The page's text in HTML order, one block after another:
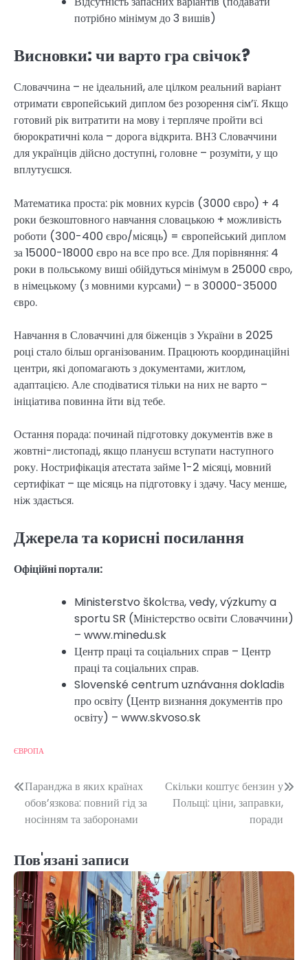
потрібно мінімум до 3 вишів)
Висновки: чи варто гра свічок?
Словаччина – не ідеальний, але цілком реальний варіант
отримати європейський диплом без розорення сім’ї. Якщо
готовий рік витратити на мову і терпляче пройти всі
бюрократичні кола – дорога відкрита. ВНЗ Словаччини
для українців дійсно доступні, головне – розуміти, у що
вплутуєшся.
Математика проста: рік мовних курсів (3000 євро) + 4
роки безкоштовного навчання словацькою + можливість
роботи (300-400 євро/місяць) = європейський диплом
за 15000-18000 євро на все про все. Для порівняння: 4
роки в польському виші обійдуться мінімум в 25000 євро,
в німецькому (з мовними курсами) – в 30000-35000
євро.
Навчання в Словаччині для біженців з України в 2025
році стало більш організованим. Працюють координаційні
центри, які допомагають з документами, житлом,
адаптацією. Але сподіватися тільки на них не варто –
ініціатива повинна йти від тебе.
Остання порада: починай підготовку документів вже в
жовтні-листопаді, якщо плануєш вступати наступного
року. Нострифікація атестата займе 1-2 місяці, мовний
сертифікат – ще місяць на підготовку і здачу. Часу менше,
ніж здається.
Джерела та корисні посилання
Офіційні портали:
Ministerstvo školства, vedy, výzkumу a
sportu SR (Міністерство освіти Словаччини)
– www.minedu.sk
Центр праці та соціальних справ – Центр
праці та соціальних справ.
Slovenské centrum uznávaння dokladів
про освіту (Центр визнання документів про
освіту) – www.skvoso.sk
ЄВРОПА
Навігація
записів
Паранджа в яких країнах
обов’язкова: повний гід за
носінням та заборонами
Скільки коштує бензин у
Польщі: ціни, заправки,
поради
Пов'язані записи